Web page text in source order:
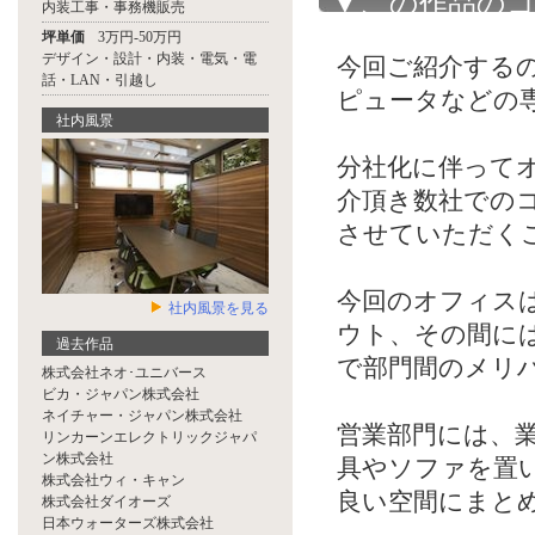
内装工事・事務機販売
坪単価
3万円-50万円
デザイン・設計・内装・電気・電
話・LAN・引越し
社内風景
社内風景を見る
過去作品
株式会社ネオ･ユニバース
ビカ・ジャパン株式会社
ネイチャー・ジャパン株式会社
リンカーンエレクトリックジャパ
ン株式会社
株式会社ウィ・キャン
株式会社ダイオーズ
日本ウォーターズ株式会社
今回ご紹介する
ピュータなどの
分社化に伴って
介頂き数社での
させていただく
今回のオフィス
ウト、その間に
で部門間のメリ
営業部門には、
具やソファを置
良い空間にまと